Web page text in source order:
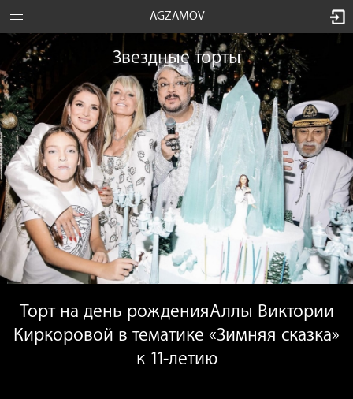
AGZAMOV
Звездные торты
Торт на день рожденияАллы Виктории
Киркоровой в тематике «Зимняя сказка»
к 11-летию